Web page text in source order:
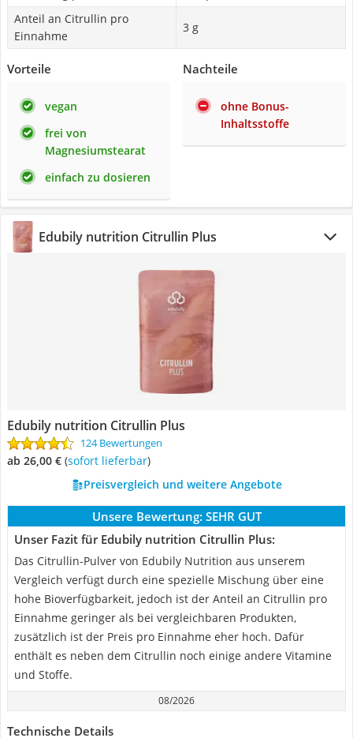
Anteil an Citrullin pro
Einnahme
3 g
Vorteile
vegan
frei von
Magnesiumstearat
einfach zu dosieren
Nachteile
ohne Bonus-
Inhaltsstoffe
Edubily nutrition Citrullin Plus
Edubily nutrition Citrullin Plus
124 Bewertungen
ab 26,00 € ( Sofort lieferbar)
Preisvergleich und weitere Angebote
Unsere Bewertung: SEHR GUT
Unser Fazit für Edubily nutrition Citrullin Plus:
Das Citrullin-Pulver von Edubily Nutrition aus unserem
Vergleich verfügt durch eine spezielle Mischung über eine
hohe Bioverfügbarkeit, jedoch ist der Anteil an Citrullin pro
Einnahme geringer als bei vergleichbaren Produkten,
zusätzlich ist der Preis pro Einnahme eher hoch. Dafür
enthält es neben dem Citrullin noch einige andere Vitamine
und Stoffe.
08/2026
Technische Details